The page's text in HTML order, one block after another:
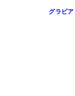
グラビア